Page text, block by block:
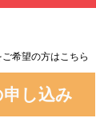
希望の方はこちら
し込み